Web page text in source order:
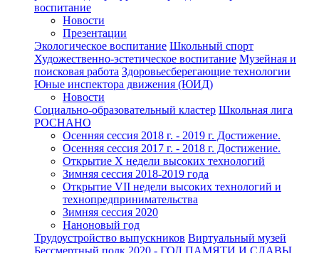
воспитание
Новости
Презентации
Экологическое воспитание Школьный спорт
Художественно-эстетическое воспитание Музейная и
поисковая работа Здоровьесберегающие технологии
Юные инспектора движения (ЮИД)
Новости
Социально-образовательный кластер Школьная лига
РОСНАНО
Осенняя сессия 2018 г. - 2019 г. Достижение.
Осенняя сессия 2017 г. - 2018 г. Достижение.
Открытие X недели высоких технологий
Зимняя сессия 2018-2019 года
Открытие VII недели высоких технологий и
технопредпринимательства
Зимняя сессия 2020
Наноновый год
Трудоустройство выпускников Виртуальный музей
Бессмертный полк 2020 - ГОД ПАМЯТИ И СЛАВЫ